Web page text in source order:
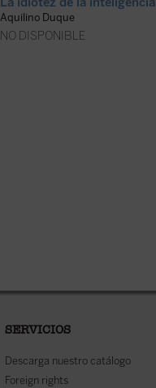
Aquilino Duque
NO DISPONIBLE
SERVICIOS
Descarga nuestro catálogo
Foreign rights